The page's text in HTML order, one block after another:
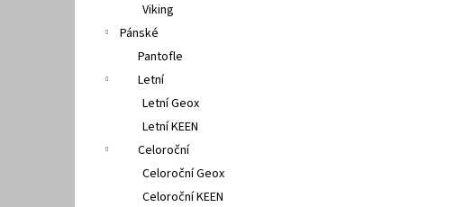
Viking
Pánské
Pantofle
Letní
Letní Geox
Letní KEEN
Celoroční
Celoroční Geox
Celoroční KEEN